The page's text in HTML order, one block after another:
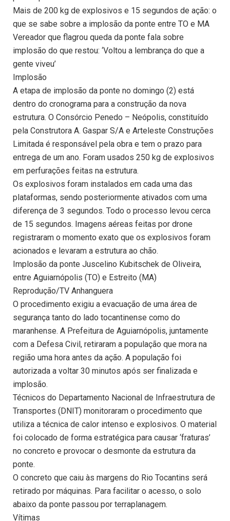
Mais de 200 kg de explosivos e 15 segundos de ação: o
que se sabe sobre a implosão da ponte entre TO e MA
Vereador que flagrou queda da ponte fala sobre
implosão do que restou: ‘Voltou a lembrança do que a
gente viveu’
Implosão
A etapa de implosão da ponte no domingo (2) está
dentro do cronograma para a construção da nova
estrutura. O Consórcio Penedo – Neópolis, constituído
pela Construtora A. Gaspar S/A e Arteleste Construções
Limitada é responsável pela obra e tem o prazo para
entrega de um ano. Foram usados 250 kg de explosivos
em perfurações feitas na estrutura.
Os explosivos foram instalados em cada uma das
plataformas, sendo posteriormente ativados com uma
diferença de 3 segundos. Todo o processo levou cerca
de 15 segundos. Imagens aéreas feitas por drone
registraram o momento exato que os explosivos foram
acionados e levaram a estrutura ao chão.
Implosão da ponte Juscelino Kubitschek de Oliveira,
entre Aguiarnópolis (TO) e Estreito (MA)
Reprodução/TV Anhanguera
O procedimento exigiu a evacuação de uma área de
segurança tanto do lado tocantinense como do
maranhense. A Prefeitura de Aguiarnópolis, juntamente
com a Defesa Civil, retiraram a população que mora na
região uma hora antes da ação. A população foi
autorizada a voltar 30 minutos após ser finalizada e
implosão.
Técnicos do Departamento Nacional de Infraestrutura de
Transportes (DNIT) monitoraram o procedimento que
utiliza a técnica de calor intenso e explosivos. O material
foi colocado de forma estratégica para causar ‘fraturas’
no concreto e provocar o desmonte da estrutura da
ponte.
O concreto que caiu às margens do Rio Tocantins será
retirado por máquinas. Para facilitar o acesso, o solo
abaixo da ponte passou por terraplanagem.
Vítimas